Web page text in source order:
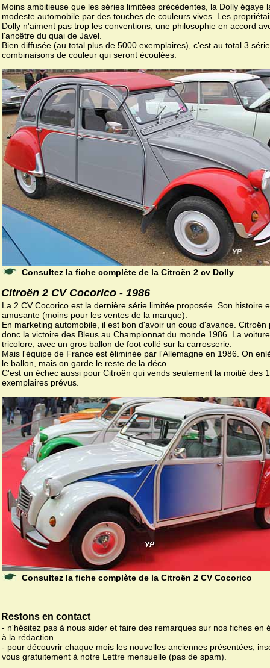
Moins ambitieuse que les séries limitées précédentes, la Dolly égaye
modeste automobile par des touches de couleurs vives. Les
Dolly n'aiment pas trop les conventions, une philosophie en accord
l'ancêtre du quai de Javel.
Bien diffusée (au total plus de 5000 exemplaires), c'est au total 3
combinaisons de couleur qui seront écoulées.
Consultez la fiche complète de la Citroën 2 cv Dolly
Citroën 2 CV Cocorico - 1986
La 2 CV Cocorico est la dernière série limitée proposée. Son histoire
amusante (moins pour les ventes de la marque).
En marketing automobile, il est bon d'avoir un coup d'avance. Citroën
donc la victoire des Bleus au Championnat du monde 1986. La
tricolore, avec un gros ballon de foot collé sur la carrosserie.
Mais l'équipe de France est éliminée par l'Allemagne en 1986. On
le ballon, mais on garde le reste de la déco.
C'est un échec aussi pour Citroën qui vends seulement la moitié des
exemplaires prévus.
Consultez la fiche complète de la Citroën 2 CV Cocorico
Restons en contact
- n'hésitez pas à nous aider et faire des remarques sur nos fiches en
à la rédaction.
- pour découvrir chaque mois les nouvelles anciennes présentées,
vous gratuitement à notre Lettre mensuelle (pas de spam).